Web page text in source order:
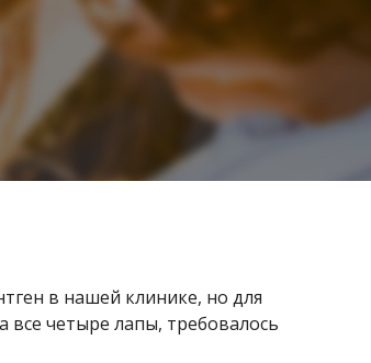
в нашей клинике, но для
все четыре лапы, требовалось